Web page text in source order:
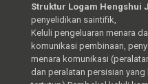
Struktur Logam Hengshui
penyelidikan saintifik,
Keluli pengeluaran menara
komunikasi pembinaan,
menara komunikasi
dan peralatan persisian